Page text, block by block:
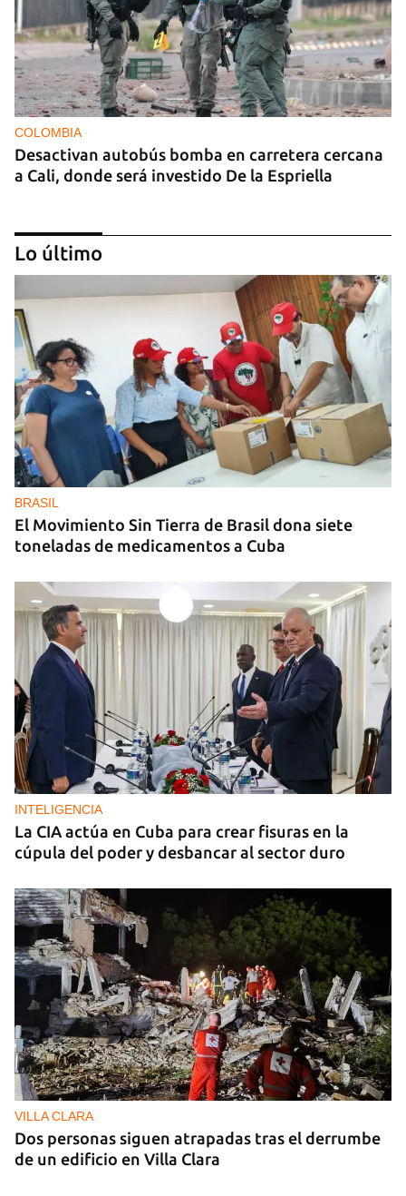
COLOMBIA
Desactivan autobús bomba en carretera cercana
a Cali, donde será investido De la Espriella
MIAMI
La hija de un diplomático castrista expulsado de
EE UU en 2003 está bajo custodia del ICE
Lo último
BRASIL
El Movimiento Sin Tierra de Brasil dona siete
toneladas de medicamentos a Cuba
INTELIGENCIA
La CIA actúa en Cuba para crear fisuras en la
cúpula del poder y desbancar al sector duro
VILLA CLARA
Dos personas siguen atrapadas tras el derrumbe
de un edificio en Villa Clara